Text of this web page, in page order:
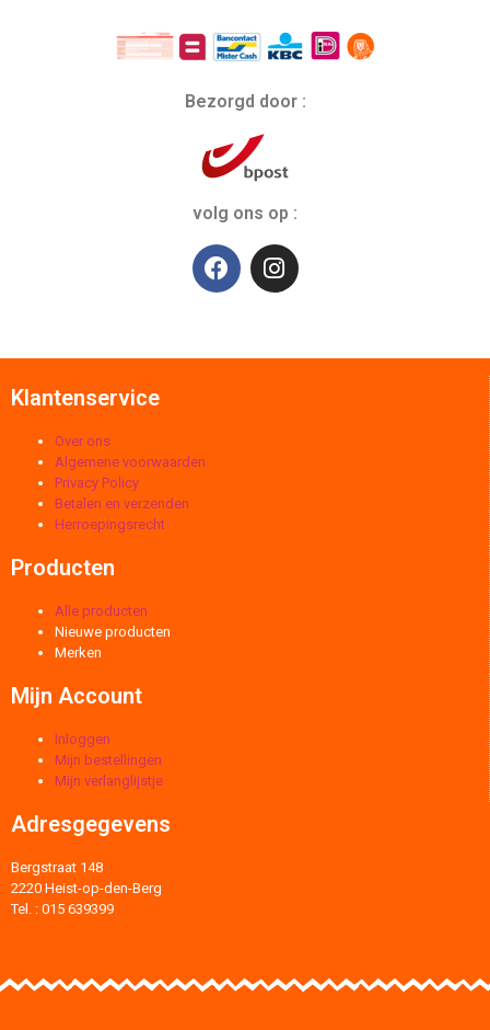
Bezorgd door :
volg ons op :
Klantenservice
Over ons
Algemene voorwaarden
Privacy Policy
Betalen en verzenden
Herroepingsrecht
Producten
Alle producten
Nieuwe producten
Merken
Mijn Account
Inloggen
Mijn bestellingen
Mijn verlanglijstje
Adresgegevens
Bergstraat 148
2220 Heist-op-den-Berg
Tel. : 015 639399